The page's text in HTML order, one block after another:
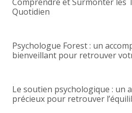
Quotidien
Psychologue Forest : un
bienveillant pour retrouver
Le soutien psychologique : un
précieux pour retrouver